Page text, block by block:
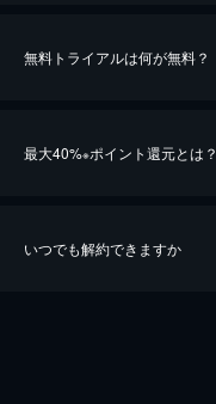
無料トライアルは何が無料？
最大40%※ポイント還元とは？
いつでも解約できますか